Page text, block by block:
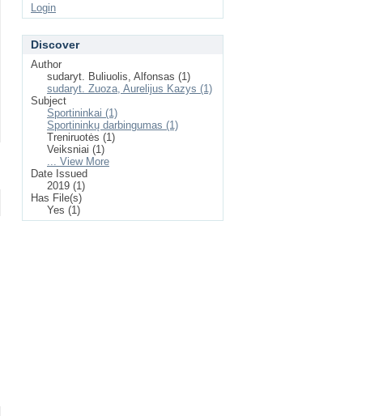
Login
Discover
Author
sudaryt. Buliuolis, Alfonsas (1)
sudaryt. Zuoza, Aurelijus Kazys (1)
Subject
Sportininkai (1)
Sportininkų darbingumas (1)
Treniruotės (1)
Veiksniai (1)
... View More
Date Issued
2019 (1)
Has File(s)
Yes (1)